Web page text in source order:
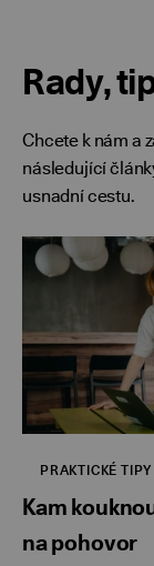
Rady,
Chcete k nám a
následující
usnadní cestu.
PRAKTICKÉ TIPY
Kam
na pohovor